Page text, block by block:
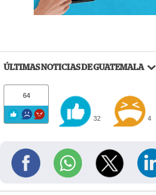
ÚLTIMAS NOTICIAS DE GUATEMALA
64
32 4